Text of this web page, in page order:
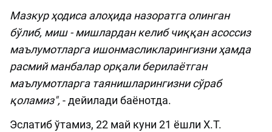
Мазкур ҳодиса алоҳида назоратга олинган
бўлиб, миш - мишлардан келиб чиққан асоссиз
маълумотларга ишонмасликларингизни ҳамда
расмий манбалар орқали берилаётган
маълумотларга таянишларингизни сўраб
қоламиз", - дейилади баёнотда.
Эслатиб ўтамиз, 22 май куни 21 ёшли Х.Т.